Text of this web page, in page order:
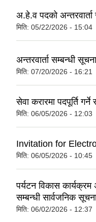
अ.हे.व पदको अन्तरवार्ता
मिति: 05/22/2026 - 15:04
अन्तरवार्ता सम्बन्धी सूचना
मिति: 07/20/2026 - 16:21
सेवा करारमा पदपूर्ति
मिति: 06/05/2026 - 12:03
Invitation for
मिति: 06/05/2026 - 10:45
पर्यटन विकास
सम्बन्धी सार्वजनिक
मिति: 06/02/2026 - 12:37